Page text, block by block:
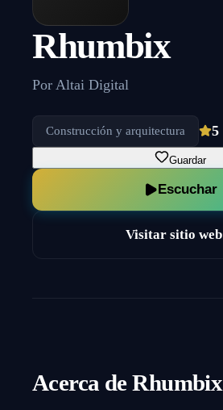
Rhumbix
Por Altai Digital
Construcción y arquitectura 5
Guardar
Escuchar
Visitar sitio web
Acerca de Rhumbix